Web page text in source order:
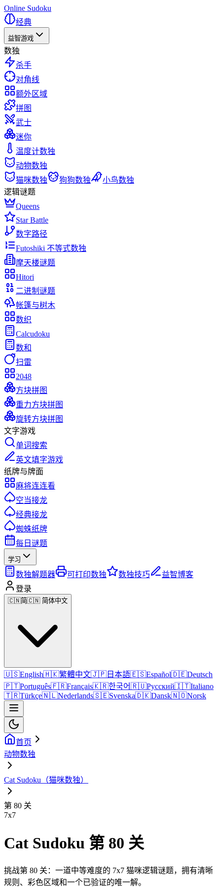
Online Sudoku
经典
益智游戏
数独
杀手
对角线
额外区域
拼图
武士
迷你
温度计数独
动物数独
猫咪数独
狗狗数独
小鸟数独
逻辑谜题
Queens
Star Battle
数字路径
Futoshiki 不等式数独
摩天楼谜题
Hitori
二进制谜题
帐篷与树木
数织
Calcudoku
数和
扫雷
2048
方块拼图
重力方块拼图
旋转方块拼图
文字游戏
单词搜索
英文填字游戏
纸牌与牌面
麻将连连看
空当接龙
经典接龙
蜘蛛纸牌
每日谜题
学习
数独解题器 可打印数独 数独技巧
益智博客
登录
🇨🇳简🇨🇳 简体中文
🇺🇸English🇭🇰繁體中文🇯🇵 日本語🇪🇸Español🇩🇪Deutsch
🇵🇹Português🇫🇷Français🇰🇷한국어🇷🇺Русский🇮🇹Italiano
🇹🇷Türkçe🇳🇱Nederlands🇸🇪Svenska🇩🇰Dansk🇳🇴Norsk
首页
动物数独
Cat Sudoku（猫咪数独）
第 80 关
7x7
Cat Sudoku 第 80 关
挑战第 80 关：一道中等难度的 7x7 猫咪逻辑谜题，拥有清晰
规则、彩色区域和一个已验证的唯一解。